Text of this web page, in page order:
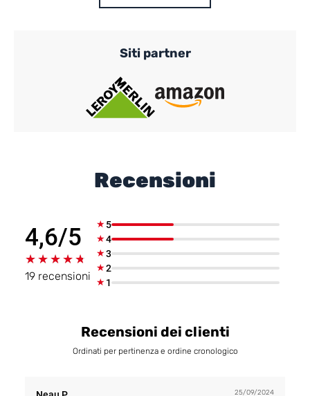
Siti partner
Recensioni
4,6/5
★★★★★
★★★★★
19 recensioni
★5
★4
★3
★2
★1
Recensioni dei clienti
Ordinati per pertinenza e ordine cronologico
25/09/2024